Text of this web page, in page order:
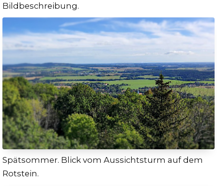
Bildbeschreibung.
Spätsommer. Blick vom Aussichtsturm auf dem
Rotstein.